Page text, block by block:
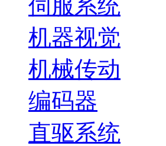
伺服系统
机器视觉
机械传动
编码器
直驱系统